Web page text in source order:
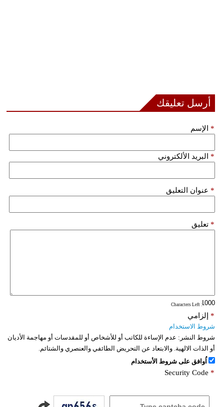
أرسل تعليقك
الإسم *
البريد الألكتروني *
عنوان التعليق *
تعليق *
: Characters Left
إلزامي *
شروط الاستخدام
شروط النشر: عدم الإساءة للكاتب أو للأشخاص أو للمقدسات أو مهاجمة الأديان
أو الذات الالهية. والابتعاد عن التحريض الطائفي والعنصري والشتائم.
اُوافق على شروط الأستخدام
Security Code *